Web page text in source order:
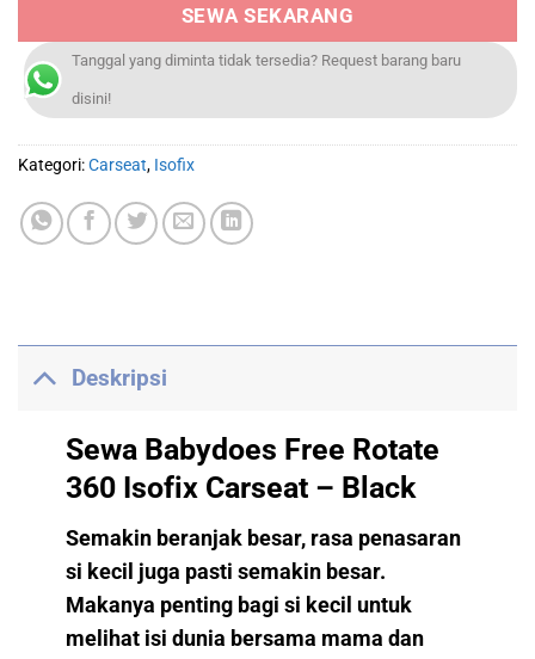
SEWA SEKARANG
Tanggal yang diminta tidak tersedia? Request barang baru
disini!
Kategori:Carseat, Isofix
Deskripsi
Sewa Babydoes Free Rotate
360 Isofix Carseat – Black
Semakin beranjak besar, rasa penasaran
si kecil juga pasti semakin besar.
Makanya penting bagi si kecil untuk
melihat isi dunia bersama mama dan